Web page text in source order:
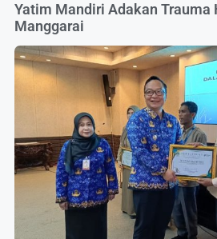
Yatim Mandiri Adakan Trauma
Manggarai